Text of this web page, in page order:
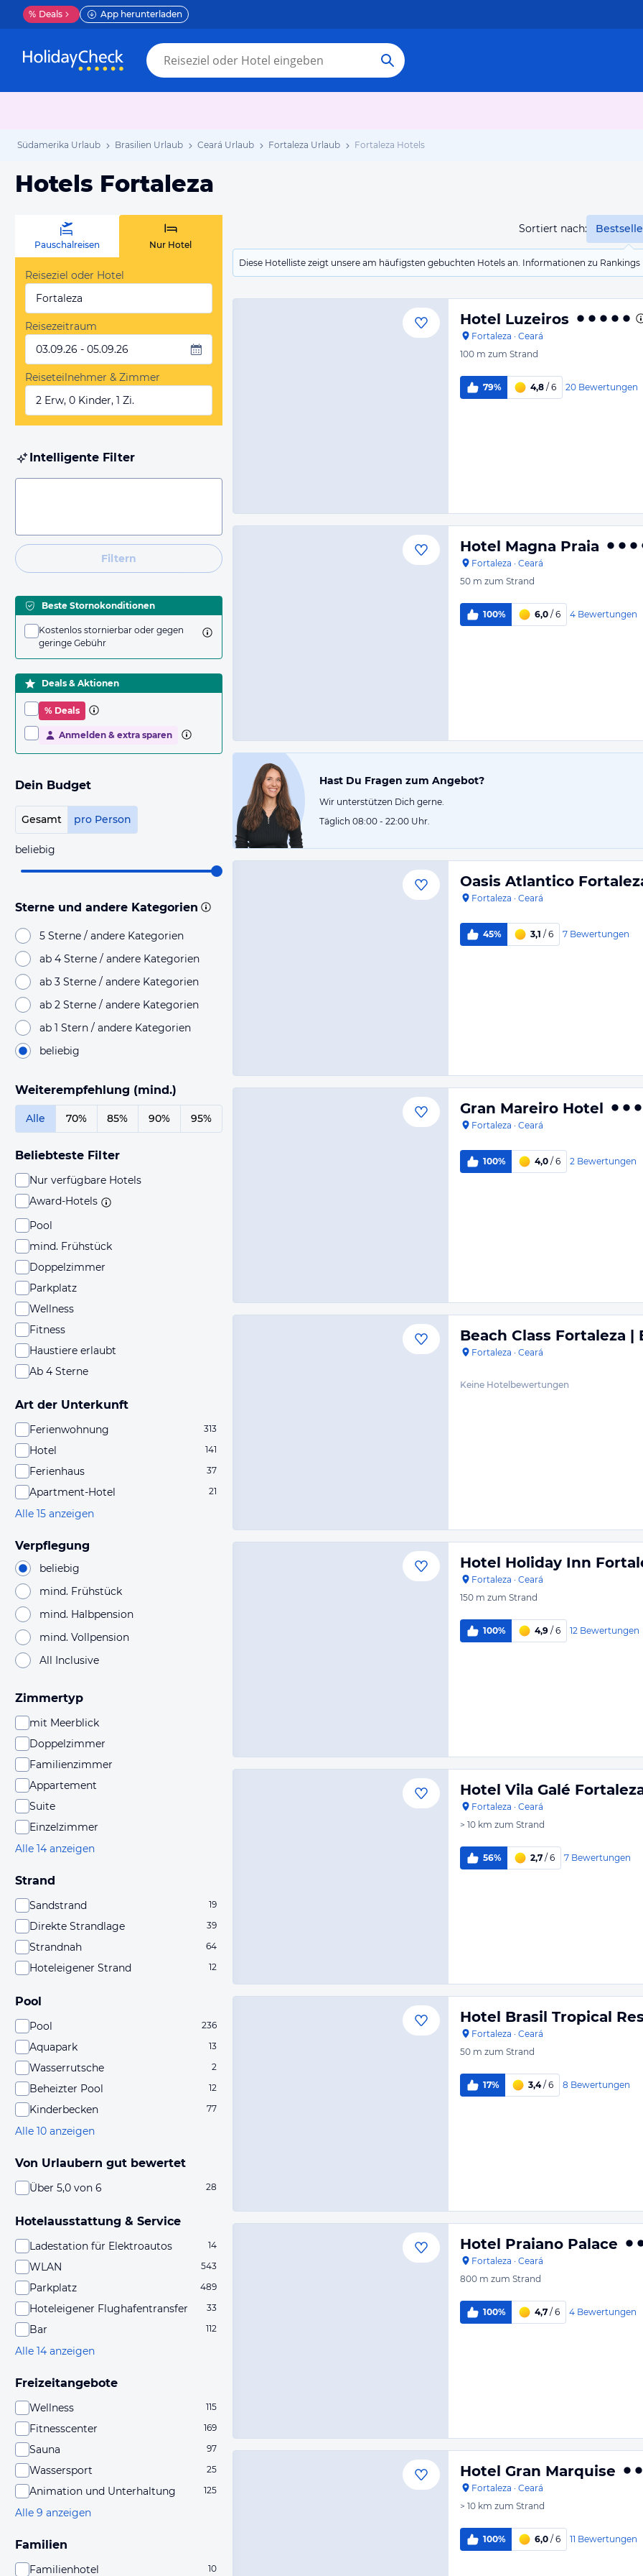
% Deals App herunterladen
Südamerika Urlaub Brasilien Urlaub Ceará Urlaub Fortaleza Urlaub Fortaleza Hotels
Hotels Fortaleza
Sortiert nach:
Diese Hotelliste zeigt unsere am häufigsten gebuchten Hotels an. Informationen zu
Pauschalreisen Nur Hotel
Reiseziel oder Hotel
Fortaleza
Reisezeitraum
03.09.26 - 05.09.26
Reiseteilnehmer & Zimmer
2 Erw, 0 Kinder, 1 Zi.
Intelligente Filter
Filtern
Beste Stornokonditionen
Kostenlos stornierbar oder gegen
geringe Gebühr
Deals & Aktionen
% Deals
Anmelden & extra sparen
Dein Budget
Gesamt pro Person
beliebig
Sterne und andere Kategorien
5 Sterne / andere Kategorien
ab 4 Sterne / andere Kategorien
ab 3 Sterne / andere Kategorien
ab 2 Sterne / andere Kategorien
ab 1 Stern / andere Kategorien
beliebig
Weiterempfehlung (mind.)
Alle 70% 85% 90% 95%
Beliebteste Filter
Nur verfügbare Hotels
Award-Hotels
Pool
mind. Frühstück
Doppelzimmer
Parkplatz
Wellness
Fitness
Haustiere erlaubt
Ab 4 Sterne
Art der Unterkunft
Ferienwohnung 313
Hotel 141
Ferienhaus 37
Apartment-Hotel 21
Alle 15 anzeigen
Verpflegung
beliebig
mind. Frühstück
mind. Halbpension
mind. Vollpension
All Inclusive
Zimmertyp
mit Meerblick
Doppelzimmer
Familienzimmer
Appartement
Suite
Einzelzimmer
Alle 14 anzeigen
Strand
Sandstrand 19
Direkte Strandlage 39
Strandnah 64
Hoteleigener Strand 12
Pool
Pool 236
Aquapark 13
Wasserrutsche 2
Beheizter Pool 12
Kinderbecken 77
Alle 10 anzeigen
Von Urlaubern gut bewertet
Über 5,0 von 6 28
Hotelausstattung & Service
Ladestation für Elektroautos 14
WLAN 543
Parkplatz 489
Hoteleigener Flughafentransfer 33
Bar 112
Alle 14 anzeigen
Freizeitangebote
Wellness 115
Fitnesscenter 169
Sauna 97
Wassersport 25
Animation und Unterhaltung 125
Alle 9 anzeigen
Familien
Familienhotel 10
Hotel Luzeiros
Fortaleza · Ceará
100 m zum Strand
79% 4,8 / 6 20 Bewertungen
Hotel Magna Praia
Fortaleza · Ceará
50 m zum Strand
100% 6,0 / 6 4 Bewertungen
Hast Du Fragen zum Angebot?
Wir unterstützen Dich gerne.
Täglich 08:00 - 22:00 Uhr.
Oasis Atlantico
Fortaleza · Ceará
45% 3,1 / 6 7 Bewertungen
Gran Mareiro Hotel
Fortaleza · Ceará
100% 4,0 / 6 2 Bewertungen
Beach Class Fortaleza |
Fortaleza · Ceará
Keine Hotelbewertungen
Hotel Holiday Inn
Fortaleza · Ceará
150 m zum Strand
100% 4,9 / 6 12 Bewertungen
Hotel Vila Galé
Fortaleza · Ceará
> 10 km zum Strand
56% 2,7 / 6 7 Bewertungen
Hotel Brasil Tropical
Fortaleza · Ceará
50 m zum Strand
17% 3,4/ 6 8 Bewertungen
Hotel Praiano Palace
Fortaleza · Ceará
800 m zum Strand
100% 4,7 / 6 4 Bewertungen
Hotel Gran Marquise
Fortaleza · Ceará
> 10 km zum Strand
100% 6,0 / 6 11 Bewertungen